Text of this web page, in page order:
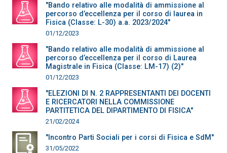
"Bando relativo alle modalità di ammissione al
percorso d’eccellenza per il corso di laurea in
Fisica (Classe: L-30) a.a. 2023/2024"
01/12/2023
"Bando relativo alle modalità di ammissione al
percorso d’eccellenza per il corso di Laurea
Magistrale in Fisica (Classe: LM-17) (2)"
01/12/2023
"ELEZIONI DI N. 2 RAPPRESENTANTI DEI DOCENTI
E RICERCATORI NELLA COMMISSIONE
PARTITETICA DEL DIPARTIMENTO DI FISICA"
21/02/2024
"Incontro Parti Sociali per i corsi di Fisica e SdM"
31/05/2022